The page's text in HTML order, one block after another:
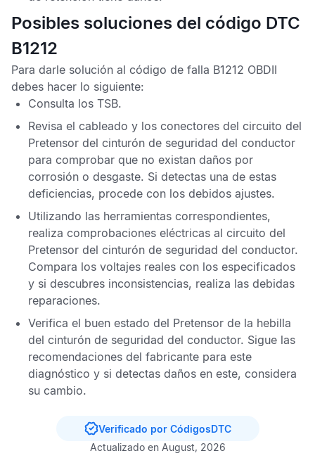
Posibles soluciones del código DTC
B1212
Para darle solución al código de falla B1212 OBDII
debes hacer lo siguiente:
Consulta los TSB.
Revisa el cableado y los conectores del circuito del
Pretensor del cinturón de seguridad del conductor
para comprobar que no existan daños por
corrosión o desgaste. Si detectas una de estas
deficiencias, procede con los debidos ajustes.
Utilizando las herramientas correspondientes,
realiza comprobaciones eléctricas al circuito del
Pretensor del cinturón de seguridad del conductor.
Compara los voltajes reales con los especificados
y si descubres inconsistencias, realiza las debidas
reparaciones.
Verifica el buen estado del Pretensor de la hebilla
del cinturón de seguridad del conductor. Sigue las
recomendaciones del fabricante para este
diagnóstico y si detectas daños en este, considera
su cambio.
Verificado por CódigosDTC
Actualizado en August, 2026